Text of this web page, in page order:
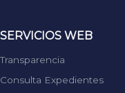
SERVICIOS WEB
Transparencia
Consulta Expedientes